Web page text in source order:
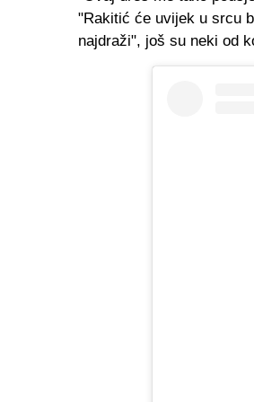
"Rakitić će uvijek u srcu
najdraži", još su neki od